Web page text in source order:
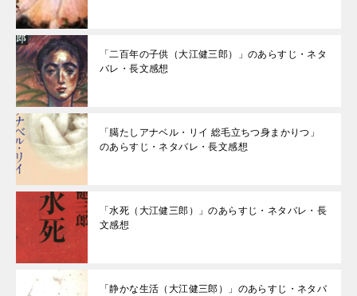
「二百年の子供（大江健三郎）」のあらすじ・ネタ
バレ・長文感想
「臈たしアナベル・リイ 総毛立ちつ身まかりつ」
のあらすじ・ネタバレ・長文感想
「水死（大江健三郎）」のあらすじ・ネタバレ・長
文感想
「静かな生活（大江健三郎）」のあらすじ・ネタバ